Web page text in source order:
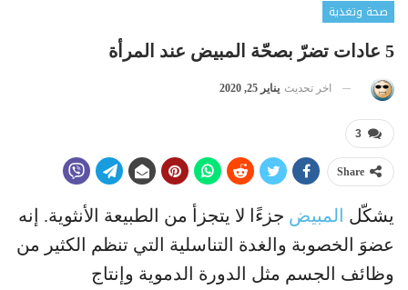
صحة وتغذية
5 عادات تضرّ بصحّة المبيض عند المرأة
اخر تحديث يناير 25, 2020
3
Share
يشكّل المبيض جزءًا لا يتجزأ من الطبيعة الأنثوية. إنه
عضوَ الخصوبة والغدة التناسلية التي تنظم الكثير من
وظائف الجسم مثل الدورة الدموية وإنتاج